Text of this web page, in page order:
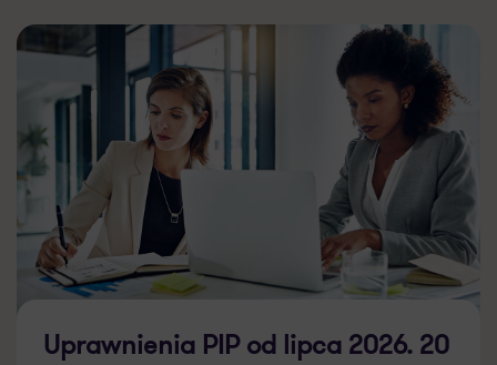
Uprawnienia PIP od lipca 2026. 20